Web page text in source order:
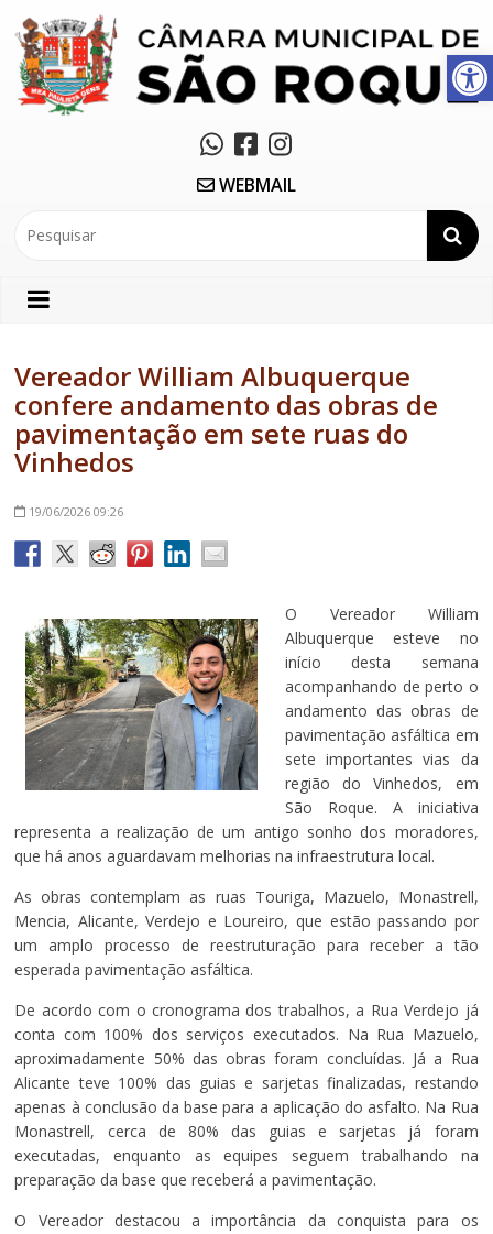
Abrir a barra de ferramentas
WEBMAIL
Vereador William Albuquerque
confere andamento das obras de
pavimentação em sete ruas do
Vinhedos
19/06/2026 09:26
O Vereador William
Albuquerque esteve no
início desta semana
acompanhando de perto o
andamento das obras de
pavimentação asfáltica em
sete importantes vias da
região do Vinhedos, em
São Roque. A iniciativa
representa a realização de um antigo sonho dos moradores,
que há anos aguardavam melhorias na infraestrutura local.
As obras contemplam as ruas Touriga, Mazuelo, Monastrell,
Mencia, Alicante, Verdejo e Loureiro, que estão passando por
um amplo processo de reestruturação para receber a tão
esperada pavimentação asfáltica.
De acordo com o cronograma dos trabalhos, a Rua Verdejo já
conta com 100% dos serviços executados. Na Rua Mazuelo,
aproximadamente 50% das obras foram concluídas. Já a Rua
Alicante teve 100% das guias e sarjetas finalizadas, restando
apenas à conclusão da base para a aplicação do asfalto. Na Rua
Monastrell, cerca de 80% das guias e sarjetas já foram
executadas, enquanto as equipes seguem trabalhando na
preparação da base que receberá a pavimentação.
O Vereador destacou a importância da conquista para os